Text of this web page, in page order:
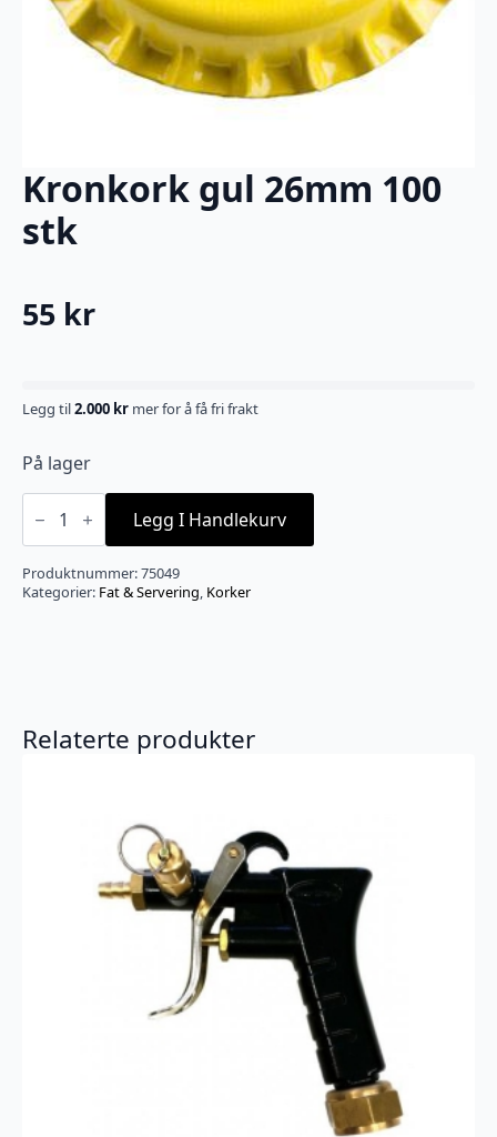
Kronkork gul 26mm 100
stk
55 kr
Legg til2.000 kr mer for å få fri frakt
På lager
Kronkork
gul
100
stk
antall
Legg I Handlekurv
Produktnummer:75049
Kategorier: Fat & Servering, Korker
Relaterte produkter